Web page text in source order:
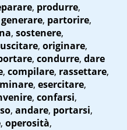
, produrre,
generare, partorire,
, sostenere,
, originare,
, condurre, dare
, compilare, rassettare,
, esercitare,
, confarsi,
, andare, portarsi,
, operosità,